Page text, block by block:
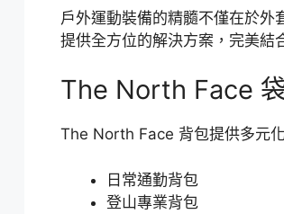
戶外運動裝備的精髓不僅在於
提供全方位的解決方案，完美結
The North Face
The North Face 背包提供多元
日常通勤背包
登山專業背包